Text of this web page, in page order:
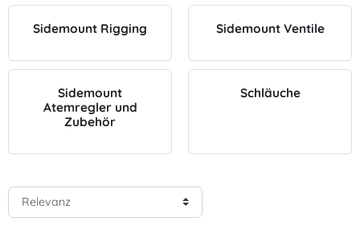
Sidemount Rigging Sidemount Ventile
Sidemount
Atemregler und
Zubehör
Schläuche